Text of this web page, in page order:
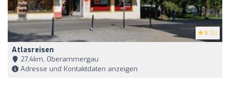
5 (5)
Atlasreisen
27,4km, Oberammergau
Adresse und Kontaktdaten anzeigen